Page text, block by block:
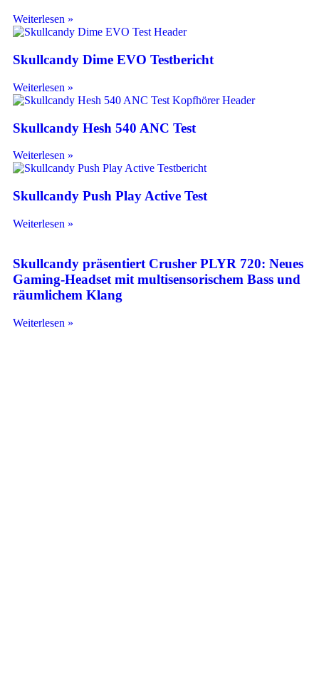
Weiterlesen »
Skullcandy Dime EVO Testbericht
Weiterlesen »
Skullcandy Hesh 540 ANC Test
Weiterlesen »
Skullcandy Push Play Active Test
Weiterlesen »
Skullcandy präsentiert Crusher PLYR 720: Neues
Gaming-Headset mit multisensorischem Bass und
räumlichem Klang
Weiterlesen »